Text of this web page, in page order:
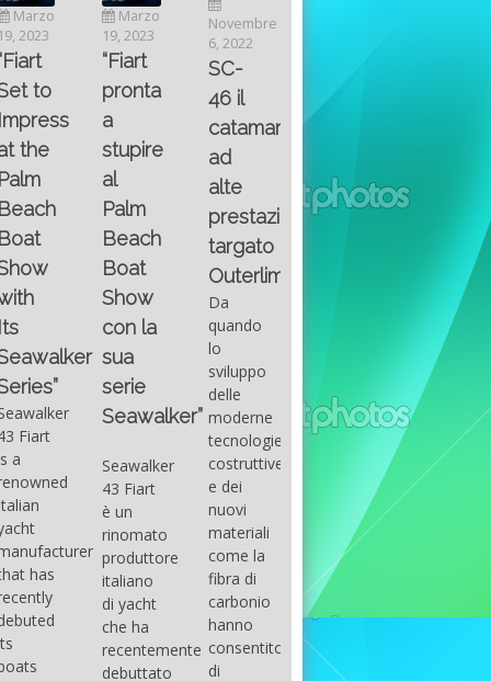
Marzo
19, 2023
a
al
Palm
Beach
con la
Fiart
un
yacht
ha
Novembre
6, 2022
SC-
46 il
catamarano
ad
alte
prestazioni
targato
Outerlimits.
Da
quando
lo
sviluppo
delle
moderne
costruttive
e dei
nuovi
materiali
come la
fibra di
carbonio
hanno
consentito
di
Luglio
6, 2022
Fountain 38SC
abitabilità,
affidabilità
prestazioni
Fountain
38SC è
una
barca a
console
centrale
sportiva
di lusso,
dove
velocità,
comodità
sicurezza
s’integrano
perfettamente,
cantiere
Fountain
ha
costruire
Multiple
on
basic
on
basic
intention
draw
attention
to the
use of
formulas
GUITAR
Santana
had its
maximum
in the
early
seventies
that
Santana,